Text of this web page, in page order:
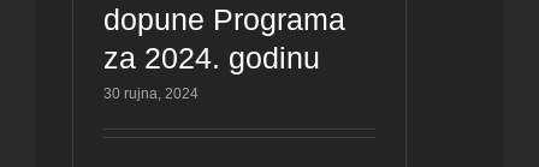
dopune Programa
za 2024. godinu
30 rujna, 2024